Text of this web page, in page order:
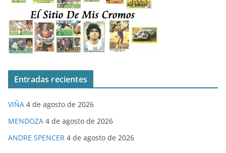
Entradas recientes
VIÑA 4 de agosto de 2026
MENDOZA 4 de agosto de 2026
ANDRE SPENCER 4 de agosto de 2026